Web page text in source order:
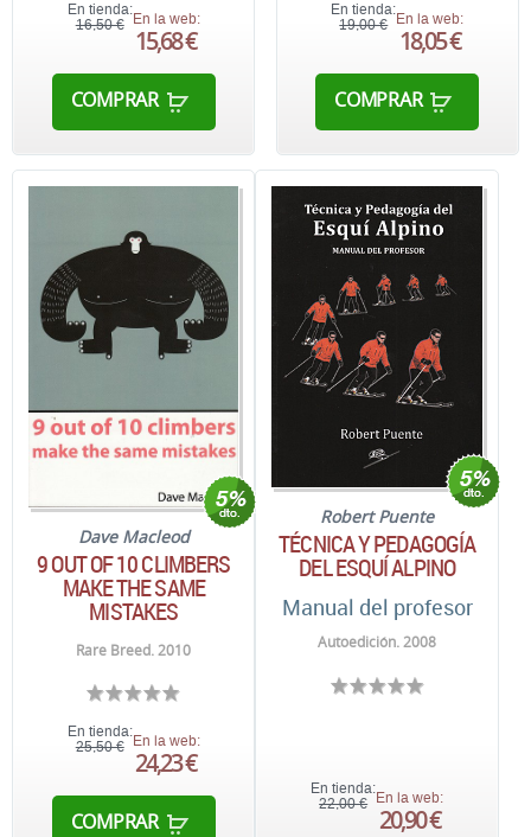
En tienda:
16,50 € En la web:
15,68 €
COMPRAR
En tienda:
19,00 €
En la web:
18,05 €
COMPRAR
Dave Macleod
9 OUT OF 10 CLIMBERS
MAKE THE SAME
MISTAKES
Rare Breed. 2010
En tienda:
25,50 € En la web:
24,23 €
COMPRAR
Robert Puente
TÉCNICA Y PEDAGOGÍA
DEL ESQUÍ ALPINO
Manual del profesor
Autoedición. 2008
En tienda:
22,00 € En la web:
20,90 €